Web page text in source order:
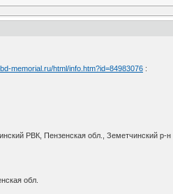
memorial.ru/html/info.htm?id=84983076 :
РВК, Пензенская обл., Земетчинский р-н
обл.